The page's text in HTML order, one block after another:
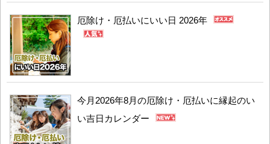
厄除け・厄払いにいい日 2026年
今月2026年8月の厄除け・厄払いに縁起のい
い吉日カレンダー